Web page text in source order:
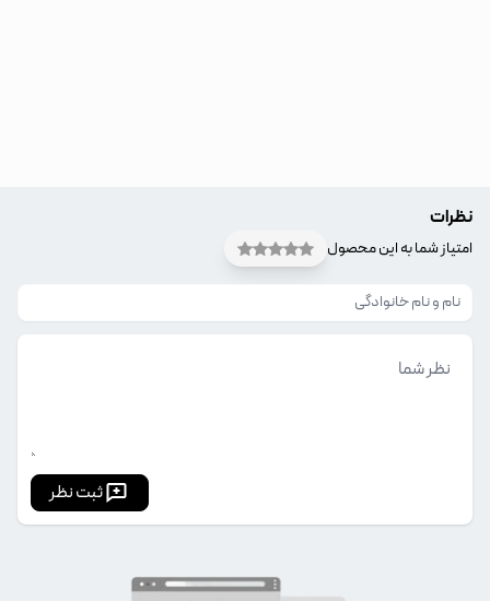
نظرات
امتیاز شما به این محصول
ثبت نظر